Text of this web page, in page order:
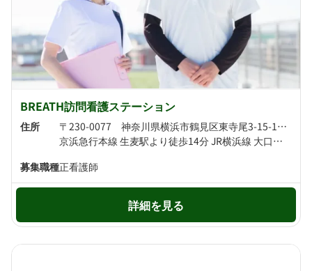
BREATH訪問看護ステーション
住所
〒230-0077 神奈川県横浜市鶴見区東寺尾3-15-13 ユナイト寺尾ポールスマイル107
京浜急行本線 生麦駅より徒歩14分 JR横浜線 大口駅より徒歩17分
募集職種正看護師
詳細を見る